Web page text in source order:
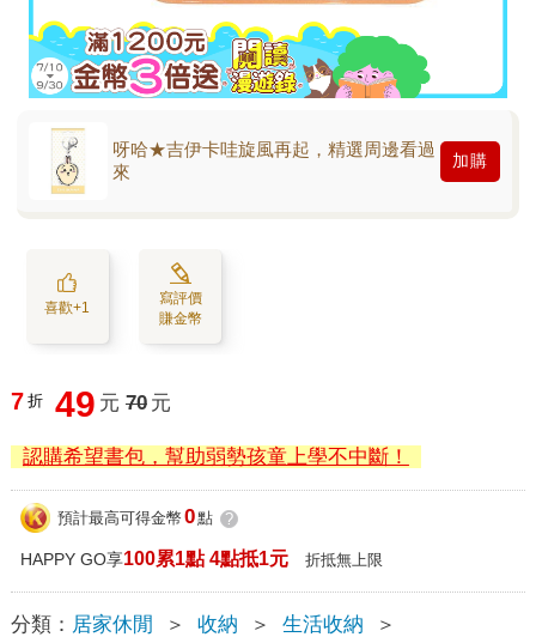
呀哈★吉伊卡哇旋風再起，精選周邊看過
來
加購
喜歡+1
寫評價
賺金幣
7 折 49 元 70 元
認購希望書包，幫助弱勢孩童上學不中斷！
預計最高可得金幣 0點 ?
HAPPY GO享100累1點 4點抵1元 折抵無上限
分類： 居家休閒 ＞ 收納 ＞ 生活收納
＞